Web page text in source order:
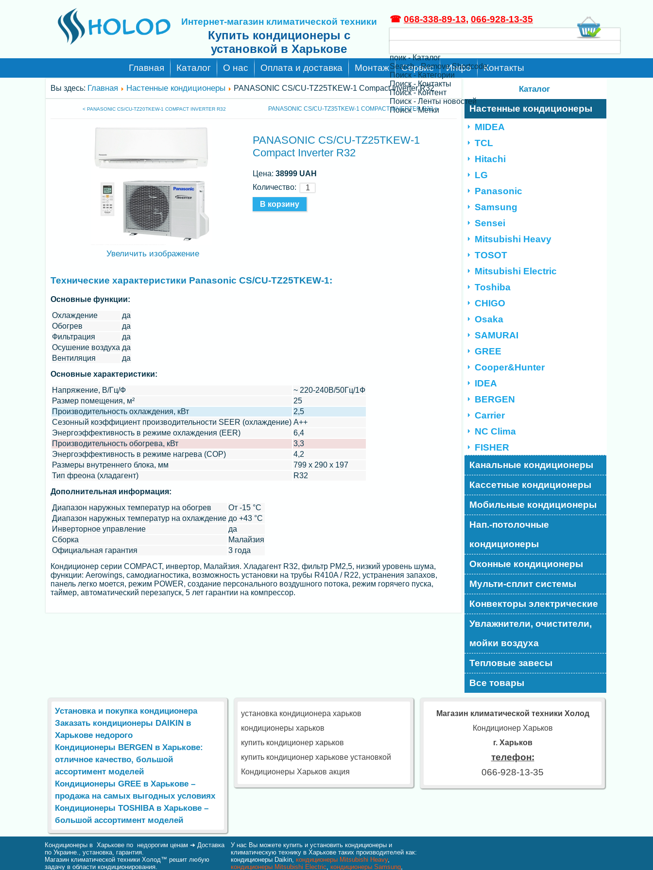
Интернет-магазин климатической техники
Купить кондиционеры с
установкой в Харькове
поик - Каталог
Search - Remove Shortcode
Поиск - Категории
Поиск - Контакты
Поиск - Контент
Поиск - Ленты новостей
Поиск - Метки
☎ 068-338-89-13, 066-928-13-35
Главная Каталог О нас Оплата и доставка Монтаж Сервис Инфо Контакты
Вы здесь: Главная Настенные кондиционеры PANASONIC CS/CU-TZ25TKEW-1 Compact Inverter R32
< PANASONIC CS/CU-TZ20TKEW-1 COMPACT INVERTER R32 PANASONIC CS/CU-TZ35TKEW-1 COMPACT INVERTER R32 >
Увеличить изображение
PANASONIC CS/CU-TZ25TKEW-1
Compact Inverter R32
Цена:38999 UAH
Количество:
Технические характеристики Panasonic CS/CU-TZ25TKEW-1:
Основные функции:
Охлаждение
да
Обогрев
да
Фильтрация
да
Осушение воздуха да
Вентиляция
да
Основные характеристики:
Напряжение, В/Гц/Ф
~ 220-240В/50Гц/1Ф
Размер помещения, м²
25
Производительность охлаждения, кВт
2,5
Сезонный коэффициент производительности SEER (охлаждение) A++
Энергоэффективность в режиме охлаждения (EER)
6,4
Производительность обогрева, кВт
3,3
Энергоэффективность в режиме нагрева (COP)
4,2
Размеры внутреннего блока, мм
799 x 290 x 197
Тип фреона (хладагент)
R32
Дополнительная информация:
Диапазон наружных температур на обогрев
От -15 °C
Диапазон наружных температур на охлаждение до +43 °C
Инверторное управление
да
Сборка
Малайзия
Официальная гарантия
3 года
Кондиционер серии COMPACT, инвертор, Малайзия. Хладагент R32, фильтр PM2,5, низкий уровень шума,
функции: Aerowings, самодиагностика, возможность установки на трубы R410A / R22, устранения запахов,
панель легко моется, режим POWER, создание персонального воздушного потока, режим горячего пуска,
таймер, автоматический перезапуск, 5 лет гарантии на компрессор.
Каталог
Настенные кондиционеры
MIDEA
TCL
Hitachi
LG
Panasonic
Samsung
Sensei
Mitsubishi Heavy
TOSOT
Mitsubishi Electric
Toshiba
CHIGO
Osaka
SAMURAI
GREE
Cooper&Hunter
IDEA
BERGEN
Carrier
NC Clima
FISHER
Канальные кондиционеры
Кассетные кондиционеры
Мобильные кондиционеры
Нап.-потолочные
кондиционеры
Оконные кондиционеры
Мульти-сплит системы
Конвекторы электрические
Увлажнители, очистители,
мойки воздуха
Тепловые завесы
Все товары
Установка и покупка кондиционера
Заказать кондиционеры DAIKIN в
Харькове недорого
Кондиционеры BERGEN в Харькове:
отличное качество, большой
ассортимент моделей
Кондиционеры GREE в Харькове –
продажа на самых выгодных условиях
Кондиционеры TOSHIBA в Харькове –
большой ассортимент моделей
установка кондиционера харьков
кондиционеры харьков
купить кондиционер харьков
купить кондиционер харькове установкой
Кондиционеры Харьков акция
Магазин климатической техники Холод
Кондиционер Харьков
г. Харьков
телефон:
066-928-13-35
Кондиционеры в Харькове по недорогим ценам ➔ Доставка
по Украине., установка, гарантия.
Магазин климатической техники Холод™ решит любую
задачу в области кондиционирования.
У нас Вы можете купить и установить кондиционеры и
климатическую технику в Харькове таких производителей как:
кондиционеры Daikin, кондиционеры Mitsubishi Heavy,
кондиционеры Mitsubishi Electric, кондиционеры Samsung,